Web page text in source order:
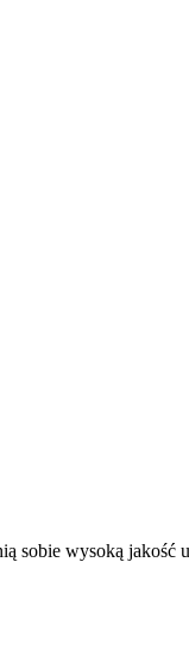
wysoką jakość